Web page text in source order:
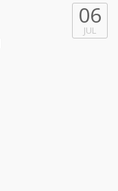
06
JUL